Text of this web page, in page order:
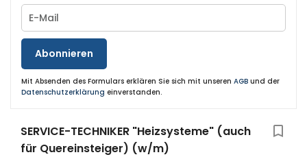
Abonnieren
Mit Absenden des Formulars erklären Sie sich mit unseren AGB und der
Datenschutzerklärung einverstanden.
SERVICE-TECHNIKER "Heizsysteme" (auch
für Quereinsteiger) (w/m)